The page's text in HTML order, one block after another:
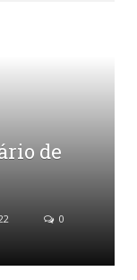
de
0